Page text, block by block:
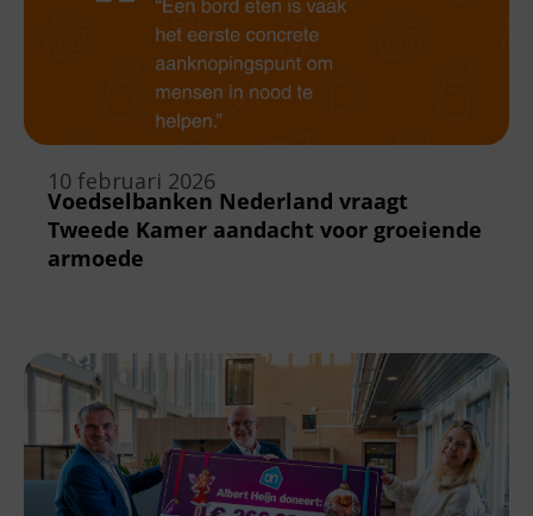
10 februari 2026
Voedselbanken Nederland vraagt
Tweede Kamer aandacht voor groeiende
armoede